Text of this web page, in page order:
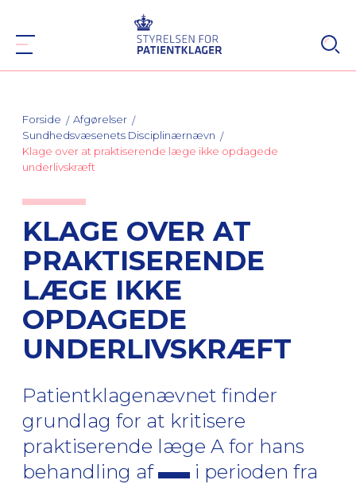
Forside
Afgørelser
Sundhedsvæsenets Disciplinærnævn
Klage over at praktiserende læge ikke opdagede
underlivskræft
KLAGE OVER AT
PRAKTISERENDE
LÆGE IKKE
OPDAGEDE
UNDERLIVSKRÆFT
Patientklagenævnet finder
grundlag for at kritisere
praktiserende læge A for hans
behandling af
i perioden fra